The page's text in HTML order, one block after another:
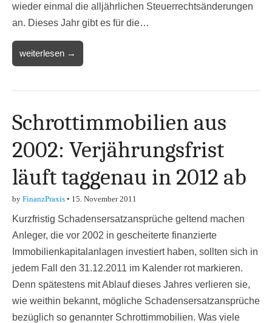
wieder einmal die alljährlichen Steuerrechtsänderungen
an. Dieses Jahr gibt es für die…
weiterlesen →
Schrottimmobilien aus
2002: Verjährungsfrist
läuft taggenau in 2012 ab
by FinanzPraxis • 15. November 2011
Kurzfristig Schadensersatzansprüche geltend machen
Anleger, die vor 2002 in gescheiterte finanzierte
Immobilienkapitalanlagen investiert haben, sollten sich in
jedem Fall den 31.12.2011 im Kalender rot markieren.
Denn spätestens mit Ablauf dieses Jahres verlieren sie,
wie weithin bekannt, mögliche Schadensersatzansprüche
bezüglich so genannter Schrottimmobilien. Was viele